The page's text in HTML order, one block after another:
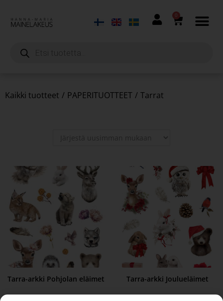
0
Kaikki tuotteet / PAPERITUOTTEET / Tarrat
Tarra-arkki Pohjolan eläimet Tarra-arkki Joulueläimet